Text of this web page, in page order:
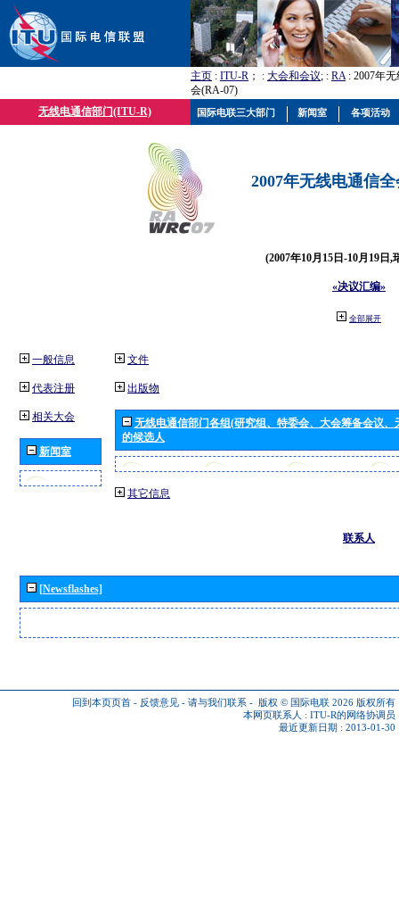
主页 : ITU-R ； : 大会和会议; : RA: 2007年
会(RA-07)
无线电通信部门(ITU-R)
2007年无线电通信
(2007年10月15日-10月19日,
«决议汇编»
全部展开
一般信息
代表注册
相关大会
新闻室
文件
出版物
无线电通信部门各组(研究组、特委会、大会筹备会议
的候选人
其它信息
联系人
[Newsflashes]
回到本页页首 - 反馈意见 - 请与我们联系 - 版权 © 国际电联 2026 版权所有
本网页联系人 : ITU-R的网络协调员
最近更新日期 : 2013-01-30
国际电联三大部门 新闻室 各项活动